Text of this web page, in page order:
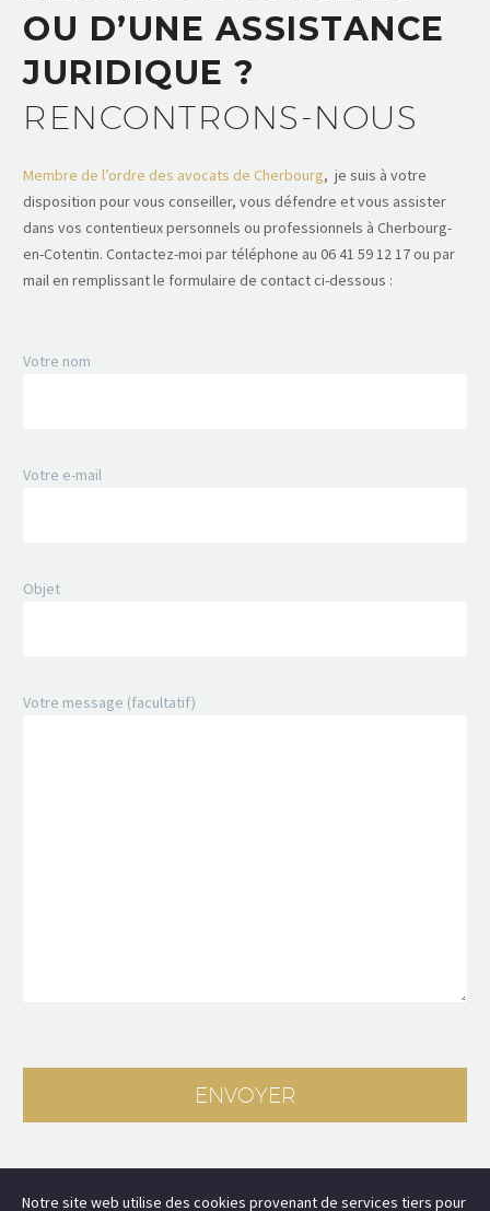
OU D’UNE ASSISTANCE
JURIDIQUE ?
RENCONTRONS-NOUS
Membre de l’ordre des avocats de Cherbourg, je suis à votre
disposition pour vous conseiller, vous défendre et vous assister
dans vos contentieux personnels ou professionnels à Cherbourg-
en-Cotentin. Contactez-moi par téléphone au 06 41 59 12 17 ou par
mail en remplissant le formulaire de contact ci-dessous :
Votre nom
Votre e-mail
Objet
Votre message (facultatif)
Notre site web utilise des cookies provenant de services tiers pour